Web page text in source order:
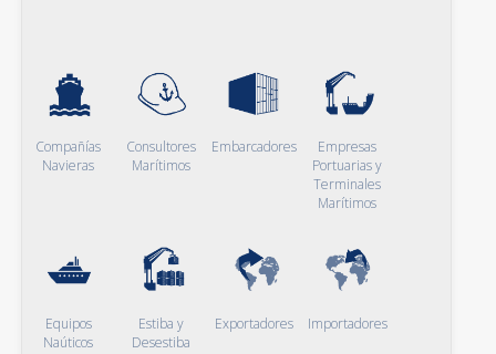
Compañías
Navieras
Consultores
Marítimos
Embarcadores
Empresas
Portuarias y
Terminales
Marítimos
Equipos
Naúticos
Estiba y
Desestiba
Exportadores Importadores